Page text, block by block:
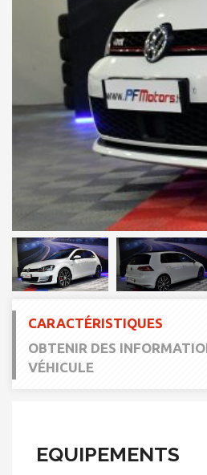
CARACTÉRISTIQUES
OBTENIR DES
VÉHICULE
EQUIPEMENTS